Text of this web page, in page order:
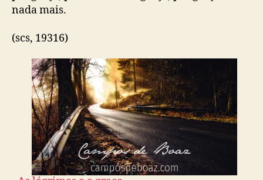
nada mais.
(scs, 19316)